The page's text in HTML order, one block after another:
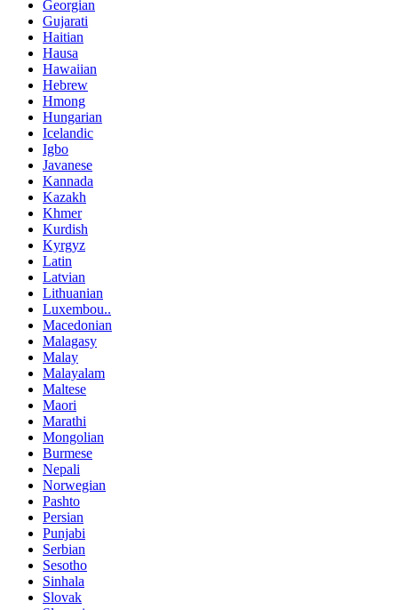
Georgian
Gujarati
Haitian
Hausa
Hawaiian
Hebrew
Hmong
Hungarian
Icelandic
Igbo
Javanese
Kannada
Kazakh
Khmer
Kurdish
Kyrgyz
Latin
Latvian
Lithuanian
Luxembou..
Macedonian
Malagasy
Malay
Malayalam
Maltese
Maori
Marathi
Mongolian
Burmese
Nepali
Norwegian
Pashto
Persian
Punjabi
Serbian
Sesotho
Sinhala
Slovak